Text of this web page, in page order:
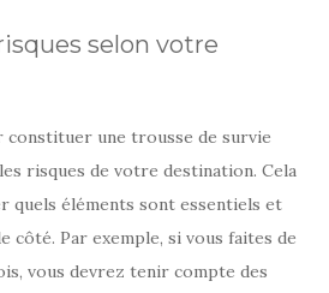
selon votre
une trousse de survie
risques de votre destination. Cela
quels éléments sont essentiels et
côté. Par exemple, si vous faites de
vous devrez tenir compte des